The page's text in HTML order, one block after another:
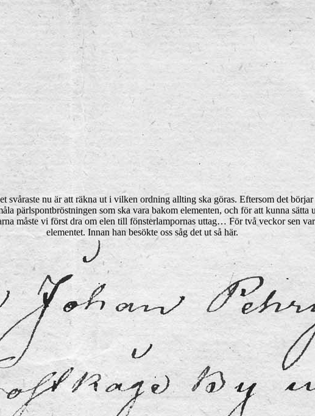
svåraste nu är att räkna ut i vilken ordning allting ska göras. Eftersom det
pärlspontbröstningen som ska vara bakom elementen, och för att kunna
måste vi först dra om elen till fönsterlampornas uttag… För två veckor sen
elementet. Innan han besökte oss såg det ut så här.